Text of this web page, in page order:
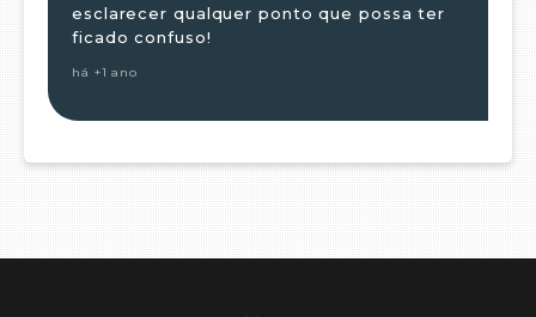
esclarecer qualquer ponto que possa ter
ficado confuso!
há +1 ano